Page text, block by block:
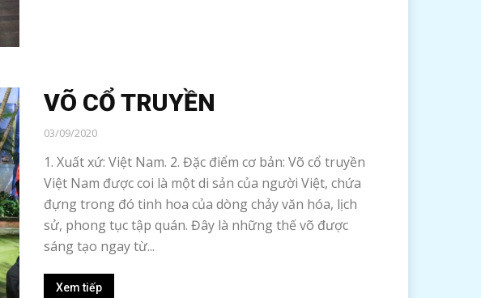
VÕ CỔ TRUYỀN
03/09/2020
1. Xuất xứ: Việt Nam. 2. Đặc điểm cơ bản: Võ cổ truyền
Việt Nam được coi là một di sản của người Việt, chứa
đựng trong đó tinh hoa của dòng chảy văn hóa, lịch
sử, phong tục tập quán. Đây là những thế võ được
sáng tạo ngay từ...
Xem tiếp